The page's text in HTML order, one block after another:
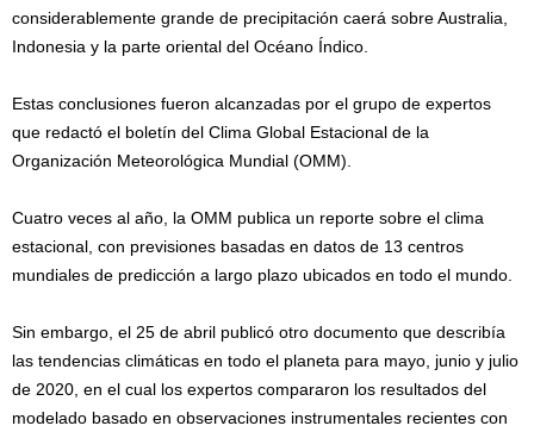
considerablemente grande de precipitación caerá sobre Australia,
Indonesia y la parte oriental del Océano Índico.
Estas conclusiones fueron alcanzadas por el grupo de expertos
que redactó el boletín del Clima Global Estacional de la
Organización Meteorológica Mundial (OMM).
Cuatro veces al año, la OMM publica un reporte sobre el clima
estacional, con previsiones basadas en datos de 13 centros
mundiales de predicción a largo plazo ubicados en todo el mundo.
Sin embargo, el 25 de abril publicó otro documento que describía
las tendencias climáticas en todo el planeta para mayo, junio y julio
de 2020, en el cual los expertos compararon los resultados del
modelado basado en observaciones instrumentales recientes con